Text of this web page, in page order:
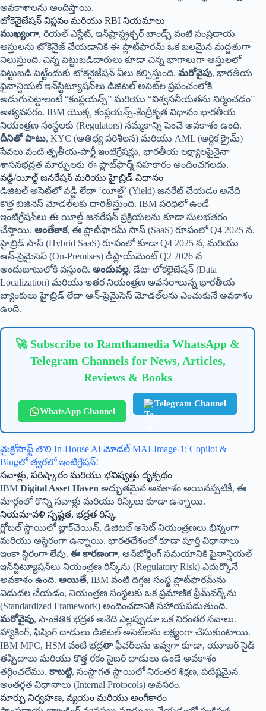
అవకాశాలను అందిస్తాయి.
టోకెనైజేషన్ విప్లవం మరియు RBI నియమాలు
ముఖ్యంగా, రియల్-ఎస్టేట్, ఇన్‌ఫ్రాస్ట్రక్చర్ బాండ్స్ వంటి సంప్రదాయ
ఆస్తులను టోకెనైజ్ చేయడానికి ఈ ప్లాట్‌ఫారమ్ ఒక బలమైన మద్దతుగా
నిలుస్తుంది. చిన్న పెట్టుబడిదారులు కూడా చిన్న భాగాలుగా ఆస్తులలో
పెట్టుబడి పెట్టేందుకు టోకెనైజేషన్ వీలు కల్పిస్తుంది. మరోవైపు, భారతీయ
ఫైనాన్షియల్ ఇన్‌స్టిట్యూషన్‌లు డిజిటల్ అసెట్‌ల ప్రపంచంలోకి
అడుగుపెట్టాలంటే “కంప్లయన్స్” మరియు “విశ్వసనీయతను నిర్మించడం”
అత్యవసరం. IBM యొక్క కంప్లయన్స్-కేంద్రీకృత విధానం భారతీయ
నియంత్రణ సంస్థలకు (Regulators) నమ్మకాన్ని పెంచే అవకాశం ఉంది.
దీనితో పాటు, KYC (ఆతిధ్య పరిశీలన) మరియు AML (ఆర్థిక క్రైమ్)
సేవలు వంటి తృతీయ-పార్టీ ఇంటిగ్రేషన్లు, భారతీయ లక్ష్యాలపైనైనా
శాసనభద్రత మార్పులకు ఈ ప్లాట్‌ఫార్మ్ సహకారం అందించగలదు.
వడ్డీ/యీల్డ్ జనరేషన్ మరియు హైబ్రిడ్ విధానం
డిజిటల్ అసెట్‌లో వడ్డీ లేదా ‘యీల్డ్’ (Yield) జనరేట్ చేయడం అనేది
కొత్త బిజినెస్ మోడల్‌లకు దారితీస్తుంది. IBM పరిధిలో ఉండే
ఇంటిగ్రేషన్‌లు ఈ యీల్డ్-జనరేషన్ ప్రక్రియలను కూడా సులభతరం
చేస్తాయి. అంతేకాక, ఈ ప్లాట్‌ఫారమ్ సాస్ (SaaS) రూపంలో Q4 2025 న,
హైబ్రిడ్ సాస్ (Hybrid SaaS) రూపంలో కూడా Q4 2025 న, మరియు
ఆన్-ప్రెమైసెస్ (On-Premises) డీప్లాయ్‌మెంట్ Q2 2026 న
అందుబాటులోకి వస్తుంది. అందువల్ల, డేటా లోకలైజేషన్ (Data
Localization) మరియు ఇతర నియంత్రణ అవసరాలున్న భారతీయ
బ్యాంకులు హైబ్రిడ్ లేదా ఆన్-ప్రెమైసెస్ మోడల్‌లను ఎంచుకునే అవకాశం
ఉంది.
🚀 Subscribe to Ramthamedia WhatsApp &
Telegram Channels for News, Articles,
Reviews & Books
WhatsApp Channel
Telegram Channel
మైక్రోసాఫ్ట్ తొలి In-House AI మోడల్ MAI-Image-1; Copilot &
Bingలో త్వరలో ఇంటిగ్రేషన్!
సవాళ్లు, పరిష్కారం మరియు భవిష్యత్తు దృక్పథం
IBM Digital Asset Haven అద్భుతమైన అవకాశం అయినప్పటికీ, ఈ
మార్గంలో కొన్ని సవాళ్లు మరియు రిస్క్‌లు కూడా ఉన్నాయి.
నియమావళి స్పష్టత, భద్రత రిస్క్
గ్లోబల్ స్థాయిలో బ్లాక్‌చెయిన్, డిజిటల్ అసెట్ నియంత్రణలు భిన్నంగా
మరియు అస్థిరంగా ఉన్నాయి. భారతదేశంలో కూడా పూర్తి విధానాలు
ఇంకా స్థిరంగా లేవు. ఈ కారణంగా, ఆన్‌బోర్డింగ్ సమయానికి ఫైనాన్షియల్
ఇన్‌స్టిట్యూషన్‌లు నియంత్రణ రిస్క్‌ను (Regulatory Risk) ఎదుర్కొనే
అవకాశం ఉంది. అయితే, IBM వంటి దిగ్గజ సంస్థ ప్లాట్‌ఫారమ్‌ను
విడుదల చేయడం, నియంత్రణ సంస్థలకు ఒక ప్రమాణిక ఫ్రేమ్‌వర్క్‌ను
(Standardized Framework) అందించడానికి సహాయపడుతుంది.
మరోవైపు, సాంకేతిక భద్రత అనేది ఎల్లప్పుడూ ఒక నిరంతర సవాలు.
హ్యాకింగ్, ఫిషింగ్ దాడులు డిజిటల్ అసెట్‌లను లక్ష్యంగా చేసుకుంటాయి.
IBM MPC, HSM వంటి భద్రతా ఫీచర్‌లను ఇవ్వగా కూడా, యూజర్ సైడ్
తప్పిదాలు మరియు కొత్త రకం సైబర్ దాడులు ఉండే అవకాశం
తగ్గించలేము. కాబట్టి, సంస్థాగత స్థాయిలో నిరంతర శిక్షణ, పటిష్టమైన
అంతర్గత విధానాలు (Internal Protocols) అవసరం.
మార్పు నిర్వహణ, వ్యయం మరియు అంగీకారం